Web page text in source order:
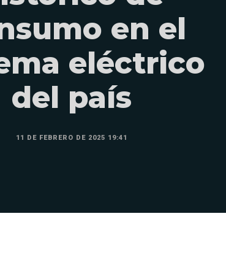
en el
eléctrico
del país
11 DE FEBRERO DE 2025 19:41